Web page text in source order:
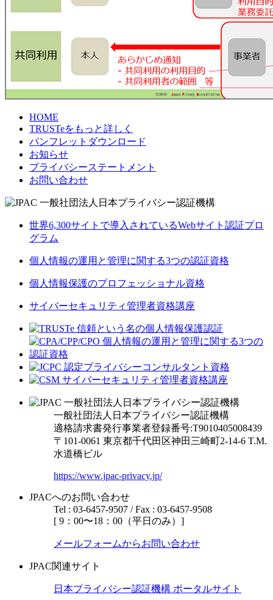
HOME
TRUSTeをもっと詳しく
パンフレットダウンロード
お知らせ
プライバシーステートメント
お問い合わせ
世界6,300サイトで導入されているWebサイト認証プロ
グラム
個人情報の運用と管理に関する3つの認証資格
個人情報保護のプロフェッショナル資格
サイバーセキュリティ管理者資格講座
一般社団法人日本プライバシー認証機構
適格請求書発行事業者登録番号:T9010405008439
〒101-0061 東京都千代田区神田三崎町2-14-6 T.M.
水道橋ビル
https://www.jpac-privacy.jp/
JPACへのお問い合わせ
Tel : 03-6457-9507 / Fax : 03-6457-9508
[ 9：00〜18：00（平日のみ）]
メールフォームからお問い合わせ
JPAC関連サイト
日本プライバシー認証機構 ポータルサイト